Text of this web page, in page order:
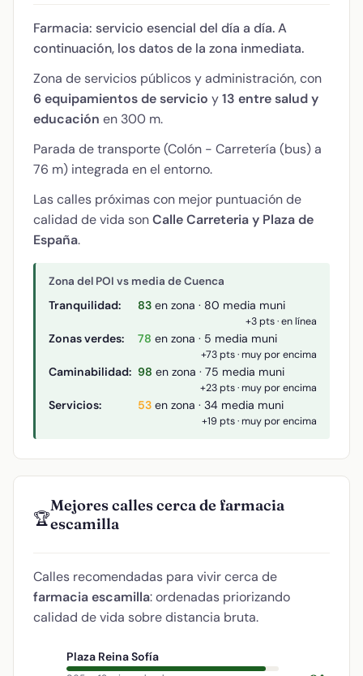
Farmacia: servicio esencial del día a día. A
continuación, los datos de la zona inmediata.
Zona de servicios públicos y administración, con
6 equipamientos de servicio y13 entre salud y
educación en 300 m.
Parada de transporte (Colón - Carretería (bus) a
76 m) integrada en el entorno.
Las calles próximas con mejor puntuación de
calidad de vida sonCalle Carreteria y Plaza de
España.
Zona del POI vs media de Cuenca
Tranquilidad: 83 en zona · 80 media muni
+3 pts · en línea
Zonas verdes: 78 en zona · 5 media muni
+73 pts · muy por encima
Caminabilidad: 98 en zona · 75 media muni
+23 pts · muy por encima
Servicios: 53 en zona · 34 media muni
+19 pts · muy por encima
🏆
Mejores calles cerca de farmacia
escamilla
Calles recomendadas para vivir cerca de
farmacia escamilla: ordenadas priorizando
calidad de vida sobre distancia bruta.
Plaza Reina Sofía